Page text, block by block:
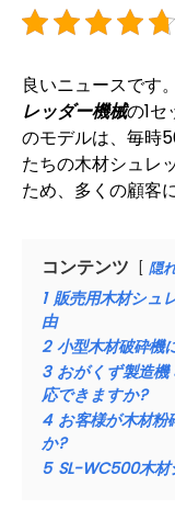
良いニュースです
レッダー機械の1
のモデルは、毎時
たちの木材シュレ
ため、多くの顧客
コンテンツ 隠
1 販売用木材シュ
由
2 小型木材破砕機
3 おがくず製造
応できますか?
4 お客様が木材
か?
5 SL-WC500木